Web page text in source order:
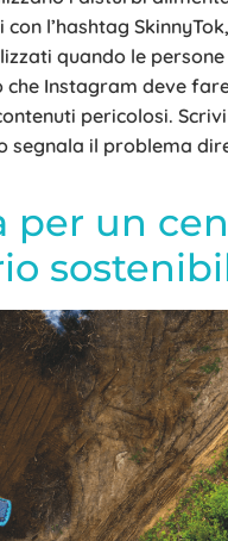
l’hashtag
quando le
che Instagram deve
pericolosi. Scrivi
segnala il problema
per un